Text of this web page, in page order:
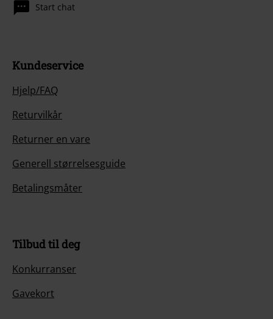
Start chat
Kundeservice
Hjelp/FAQ
Returvilkår
Returner en vare
Generell størrelsesguide
Betalingsmåter
Tilbud til deg
Konkurranser
Gavekort